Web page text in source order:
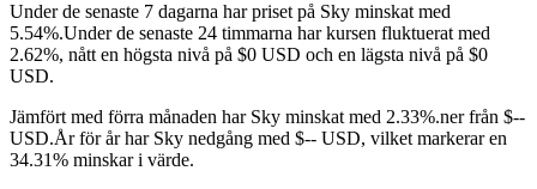
Futures med USDC som säkerhet
Under de senaste 7 dagarna har priset på Sky minskat med
5.54%.Under de senaste 24 timmarna har kursen fluktuerat med
2.62%, nått en högsta nivå på $0 USD och en lägsta nivå på $0
USD.
Jämfört med förra månaden har Sky minskat med 2.33%.ner från $--
USD.År för år har Sky nedgång med $-- USD, vilket markerar en
34.31% minskar i värde.